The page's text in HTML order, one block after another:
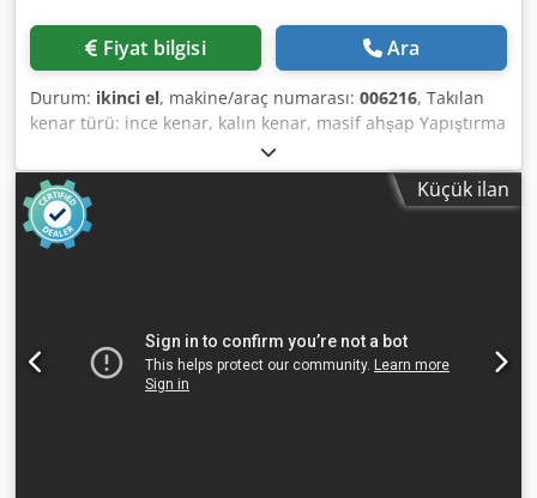
PowerControl PC20 Güvenlik standardı: CE işareti
Elektriksel Veriler Toplam bağlantı gücü: 22 kW EKİPMAN
eriyik yapıştırıcı için yapıştırıcı tankı EVA sıcak eriyik
yapıştırıcı için ön ısıtıcı Sıcak hava sistemi AIRTEK 4 temas
silindiri Uç kapama ünitesi Yüzey frezeleme ve yuvarlama
için ince frezeleme ünitesi Köşe yuvarlama ünitesi WD60
Kaba frezeleme ünitesi Kenar çekme ünitesi Yapıştırıcı
çekme ünitesi Parlatma ünitesi Püskürtme ünitesi Makine
Fiyat bilgisi Ara
Durum: ikinci el, makine/araç numarası: 006216, Takılan
kenar türü: ince kenar, kalın kenar, masif ahşap Yapıştırma
sistemi: EVA Ek yeri frezelemesi: evet Çok işlevli ünite: evet
Üst freze ünitesi: evet Dkedpfx Asy Nk Ahonuor Maks.
ilerleme hızı: 18 m/dak
Küçük ilan